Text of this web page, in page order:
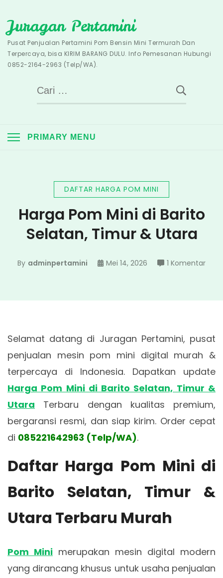
to
content
Juragan Pertamini
Pusat Penjualan Pertamini Pom Bensin Mini Termurah Dan
Terpercaya, bisa KIRIM BARANG DULU. Info Pemesanan Hubungi
0852-2164-2963 (Telp/WA).
Cari
untuk:
PRIMARY MENU
DAFTAR HARGA POM MINI
Harga Pom Mini di Barito
Selatan, Timur & Utara
By adminpertamini Mei 14, 2026 1 Komentarpada
Mini
&
Selamat datang di Juragan Pertamini, pusat
penjualan mesin pom mini digital murah &
terpercaya di Indonesia. Dapatkan update
Harga Pom Mini di Barito Selatan, Timur &
Utara Terbaru dengan kualitas premium,
bergaransi resmi, dan siap kirim. Order cepat
di 085221642963 (Telp/WA).
Daftar Harga Pom Mini di
Barito Selatan, Timur &
Utara Terbaru Murah
Pom Mini merupakan mesin digital modern
yang dirancang khusus untuk usaha penjualan